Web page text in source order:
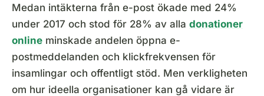
Medan intäkterna från e-post ökade med 24%
under 2017 och stod för 28% av alla donationer
online minskade andelen öppna e-
postmeddelanden och klickfrekvensen för
insamlingar och offentligt stöd. Men verkligheten
om hur ideella organisationer kan gå vidare är